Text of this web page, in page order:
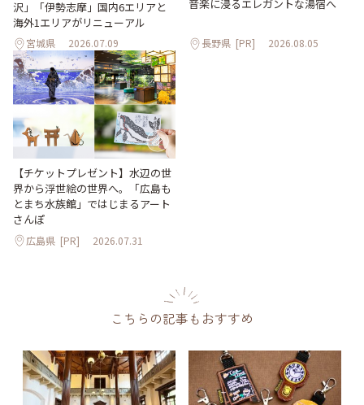
沢」「伊勢志摩」国内6エリアと
海外1エリアがリニューアル
宮城県 2026.07.09
音楽に浸るエレガントな湯宿へ
長野県 [PR] 2026.08.05
【チケットプレゼント】水辺の世
界から浮世絵の世界へ。「広島も
とまち水族館」ではじまるアート
さんぽ
広島県 [PR] 2026.07.31
こちらの記事もおすすめ